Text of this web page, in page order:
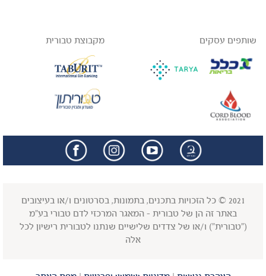
שותפים עסקים מקבוצת טבורית
2021 © כל הזכויות בתכנים, בתמונות, בסרטונים ו/או בעיצובים
באתר זה הן של טבורית - המאגר המרכזי לדם טבורי בע"מ
("טבורית") ו/או של צדדים שלישיים שנתנו לטבורית רישיון לכל
אלה